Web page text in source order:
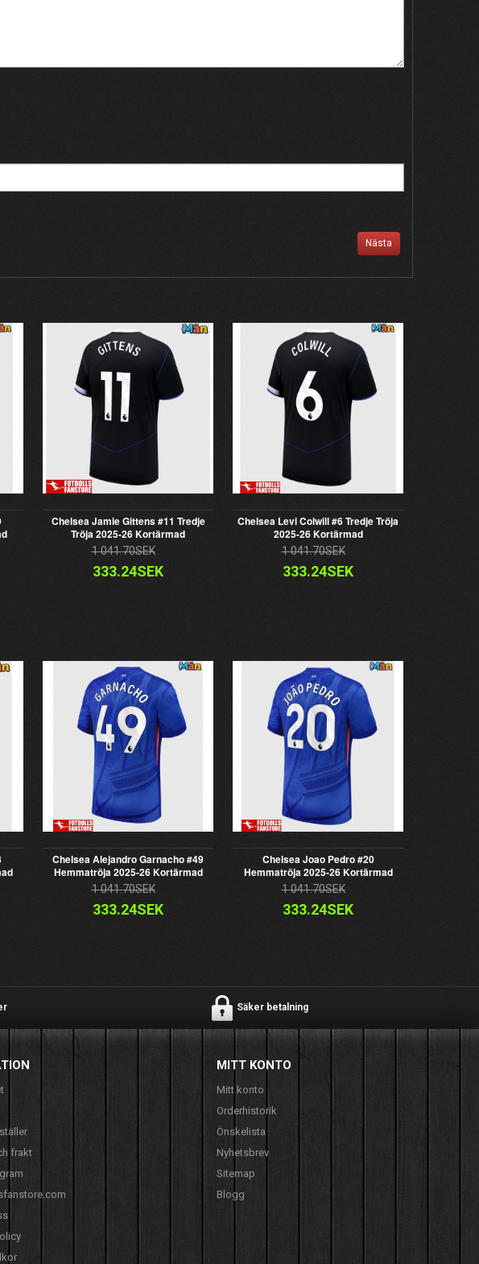
Nästa
Chelsea Jamie Gittens #11 Tredje
Tröja 2025-26 Kortärmad
1 041.70SEK
333.24SEK
Chelsea Levi Colwill #6 Tredje Tröja
2025-26 Kortärmad
1 041.70SEK
333.24SEK
Chelsea Alejandro Garnacho #49
Hemmatröja 2025-26 Kortärmad
1 041.70SEK
333.24SEK
Chelsea Joao Pedro #20
Hemmatröja 2025-26 Kortärmad
1 041.70SEK
333.24SEK
Säker betalning
frakt
MITT KONTO
Mitt konto
Orderhistorik
Önskelista
Nyhetsbrev
Sitemap
Blogg